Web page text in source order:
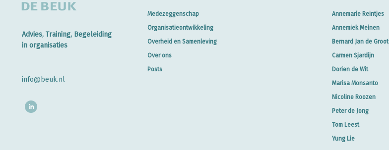
Advies, Training, Begeleiding
in organisaties
info@beuk.nl
Medezeggenschap
Organisatieontwikkeling
Overheid en Samenleving
Over ons
Posts
Annemarie Reintjes
Annemiek Meinen
Bernard Jan de Groot
Carmen Sjardijn
Dorien de Wit
Marisa Monsanto
Nicoline Roozen
Peter de Jong
Tom Leest
Yung Lie